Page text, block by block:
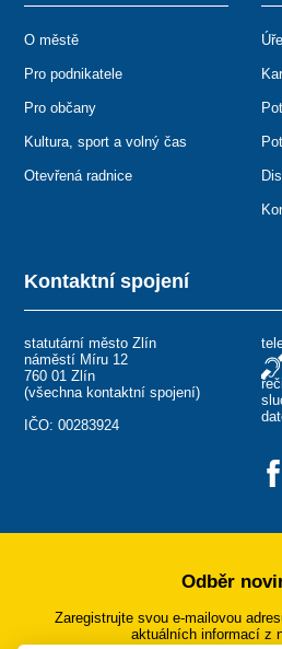
Kontaktní spojení
statutární město Zlín
náměstí Míru 12
760 01 Zlín
(všechna kontaktní spojení)
IČO: 00283924
O městě
Pro podnikatele
Pro občany
Kultura, sport a volný čas
Otevřená radnice
Odběr
Zaregistrujte svou e-mailovou
aktuálních informací z